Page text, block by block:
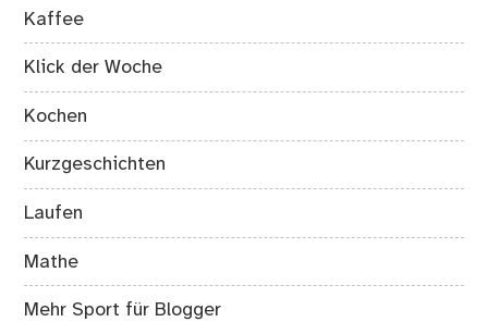
Kaffee
Klick der Woche
Kochen
Kurzgeschichten
Laufen
Mathe
Mehr Sport für Blogger